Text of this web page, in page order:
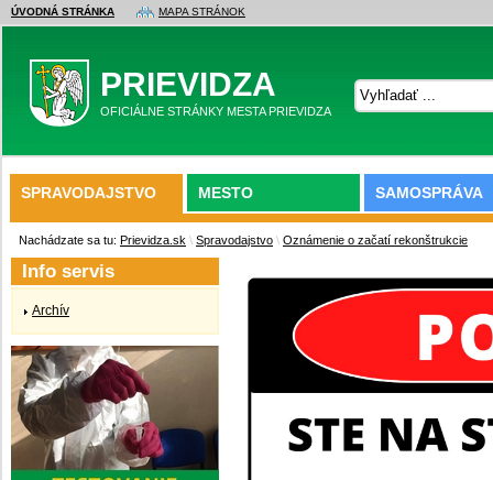
ÚVODNÁ STRÁNKA MAPA STRÁNOK
PRIEVIDZA
OFICIÁLNE STRÁNKY MESTA PRIEVIDZA
SPRAVODAJSTVO MESTO SAMOSPRÁVA
Nachádzate sa tu: Prievidza.sk \ Spravodajstvo \ Oznámenie o začatí rekonštrukcie
Info servis
Archív